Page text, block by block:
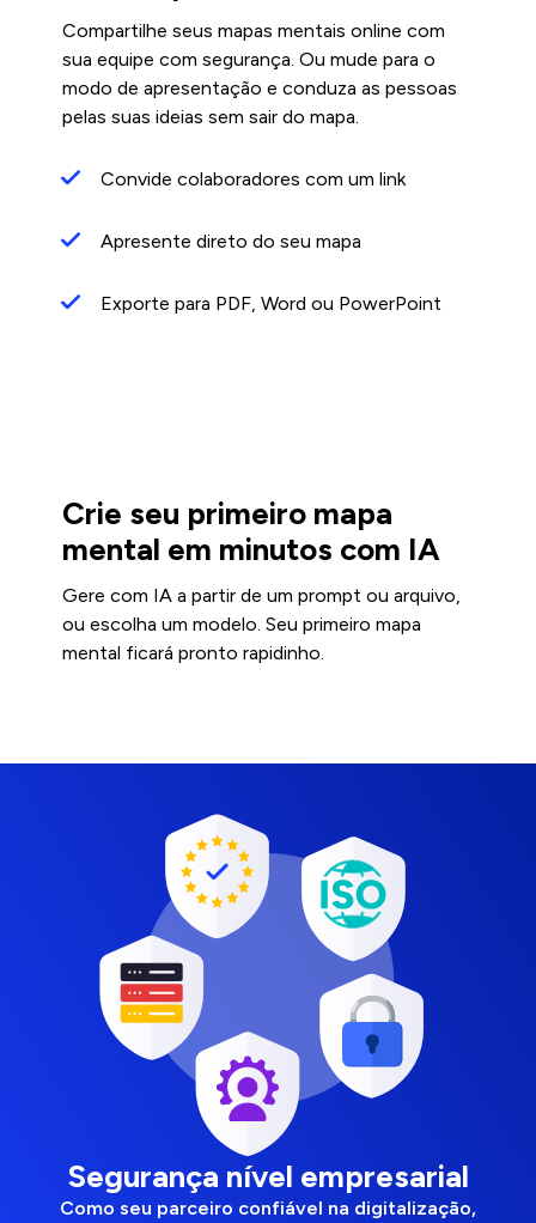
Compartilhe seus mapas mentais online com
sua equipe com segurança. Ou mude para o
modo de apresentação e conduza as pessoas
pelas suas ideias sem sair do mapa.
Convide colaboradores com um link
Apresente direto do seu mapa
Exporte para PDF, Word ou PowerPoint
Crie seu primeiro mapa
mental em minutos com IA
Gere com IA a partir de um prompt ou arquivo,
ou escolha um modelo. Seu primeiro mapa
mental ficará pronto rapidinho.
Segurança nível empresarial
Como seu parceiro confiável na digitalização,